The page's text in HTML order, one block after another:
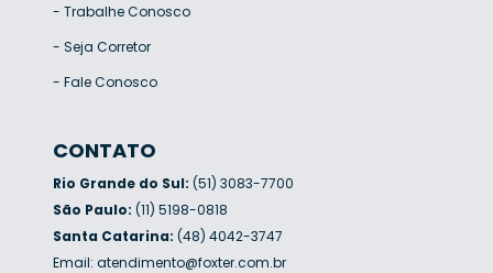
- Trabalhe Conosco
- Seja Corretor
- Fale Conosco
CONTATO
Rio Grande do Sul: (51) 3083-7700
São Paulo: (11) 5198-0818
Santa Catarina: (48) 4042-3747
Email: atendimento@foxter.com.br